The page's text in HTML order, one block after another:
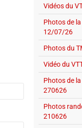
Vidéos du
Photos de
12/07/26
Photos du
Vidéo du
Photos de
270626
Photos
210626